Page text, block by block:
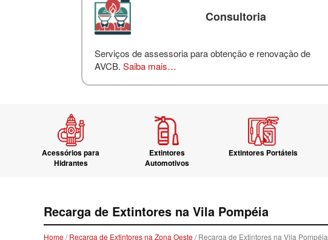
Consultoria
Serviços de assessoria para obtenção e renovação de
AVCB.Saiba mais…
Acessórios para
Hidrantes
Extintores
Automotivos
Extintores Portáteis
Recarga de Extintores na Vila Pompéia
Home/Recarga de Extintores na Zona Oeste/ Recarga de Extintores na Vila Pompéia